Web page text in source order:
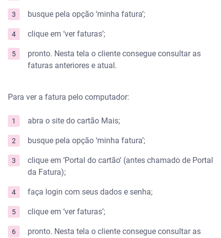
busque pela opção ‘minha fatura’;
clique em ‘ver faturas’;
pronto. Nesta tela o cliente consegue consultar as
faturas anteriores e atual.
Para ver a fatura pelo computador:
abra o site do cartão Mais;
busque pela opção ‘minha fatura’;
clique em ‘Portal do cartão’ (antes chamado de Portal
da Fatura);
faça login com seus dados e senha;
clique em ‘ver faturas’;
pronto. Nesta tela o cliente consegue consultar as